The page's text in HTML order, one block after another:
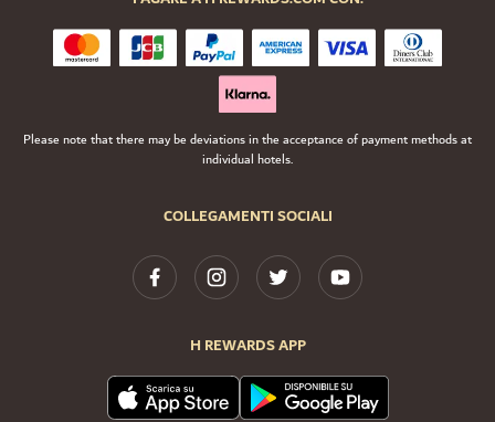
COLLEGAMENTI SOCIALI
H REWARDS APP
Please note that there may be deviations in the acceptance of payment methods at
individual hotels.